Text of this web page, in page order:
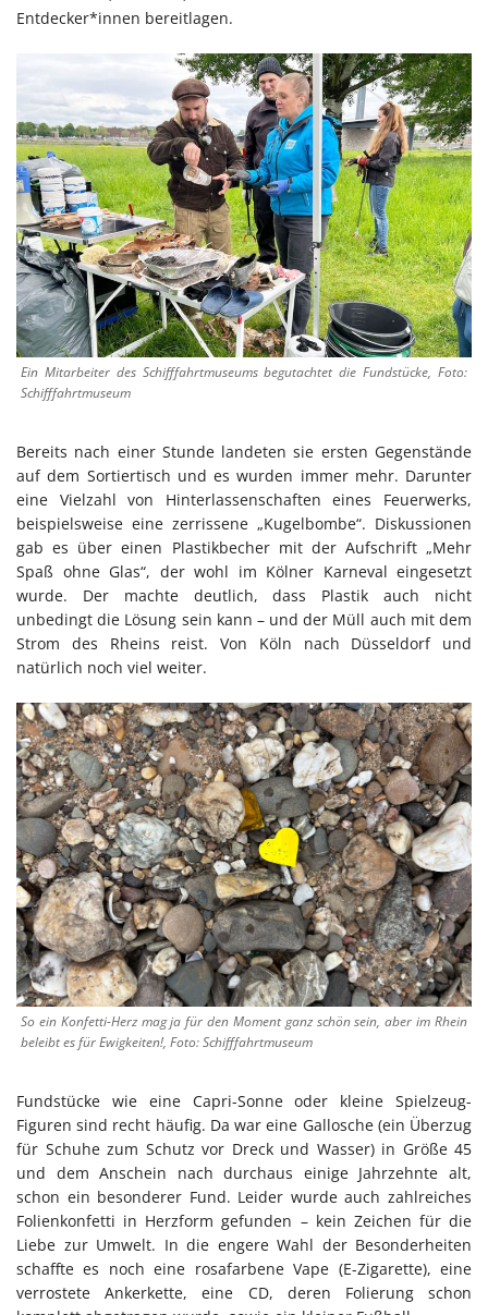
Entdecker*innen bereitlagen.
Ein Mitarbeiter des Schifffahrtmuseums begutachtet die Fundstücke, Foto:
Schifffahrtmuseum
Bereits nach einer Stunde landeten sie ersten Gegenstände
auf dem Sortiertisch und es wurden immer mehr. Darunter
eine Vielzahl von Hinterlassenschaften eines Feuerwerks,
beispielsweise eine zerrissene „Kugelbombe“. Diskussionen
gab es über einen Plastikbecher mit der Aufschrift „Mehr
Spaß ohne Glas“, der wohl im Kölner Karneval eingesetzt
wurde. Der machte deutlich, dass Plastik auch nicht
unbedingt die Lösung sein kann – und der Müll auch mit dem
Strom des Rheins reist. Von Köln nach Düsseldorf und
natürlich noch viel weiter.
So ein Konfetti-Herz mag ja für den Moment ganz schön sein, aber im Rhein
beleibt es für Ewigkeiten!, Foto: Schifffahrtmuseum
Fundstücke wie eine Capri-Sonne oder kleine Spielzeug-
Figuren sind recht häufig. Da war eine Gallosche (ein Überzug
für Schuhe zum Schutz vor Dreck und Wasser) in Größe 45
und dem Anschein nach durchaus einige Jahrzehnte alt,
schon ein besonderer Fund. Leider wurde auch zahlreiches
Folienkonfetti in Herzform gefunden – kein Zeichen für die
Liebe zur Umwelt. In die engere Wahl der Besonderheiten
schaffte es noch eine rosafarbene Vape (E-Zigarette), eine
verrostete Ankerkette, eine CD, deren Folierung schon